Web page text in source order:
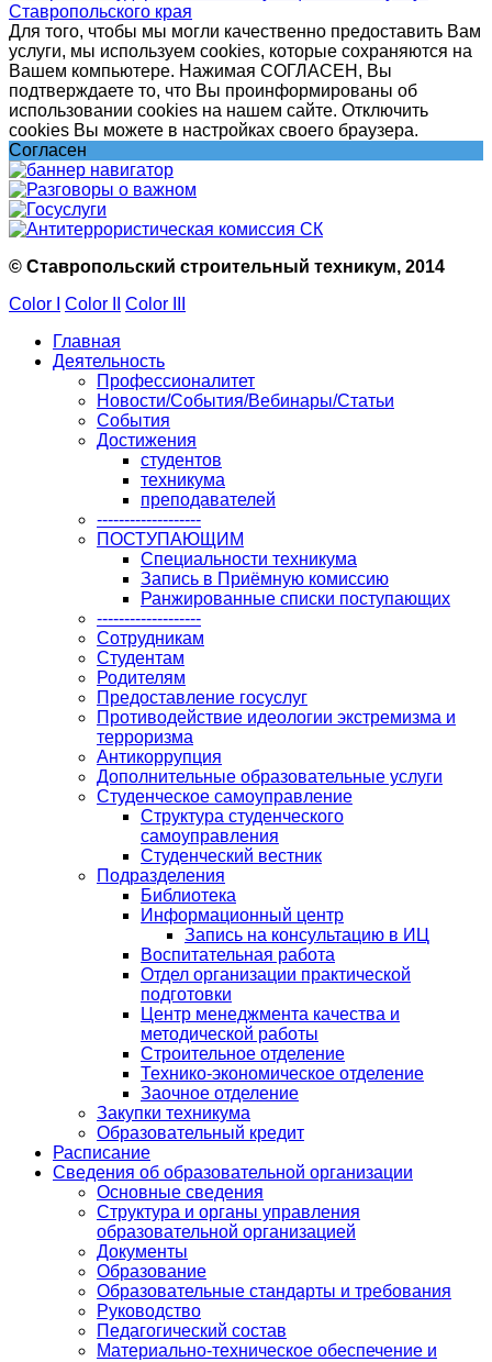
Для того, чтобы мы могли качественно предоставить Вам
услуги, мы используем cookies, которые сохраняются на
Вашем компьютере. Нажимая СОГЛАСЕН, Вы
подтверждаете то, что Вы проинформированы об
использовании cookies на нашем сайте. Отключить
cookies Вы можете в настройках своего браузера.
Согласен
© Ставропольский строительный техникум, 2014
Color I
Color II
Color III
Главная
Деятельность
Профессионалитет
Новости/События/Вебинары/Статьи
События
Достижения
студентов
техникума
преподавателей
-------------------
ПОСТУПАЮЩИМ
Специальности техникума
Запись в Приёмную комиссию
Ранжированные списки поступающих
-------------------
Сотрудникам
Студентам
Родителям
Предоставление госуслуг
Противодействие идеологии экстремизма и
терроризма
Антикоррупция
Дополнительные образовательные услуги
Студенческое самоуправление
Структура студенческого
самоуправления
Студенческий вестник
Подразделения
Библиотека
Информационный центр
Запись на консультацию в ИЦ
Воспитательная работа
Отдел организации практической
подготовки
Центр менеджмента качества и
методической работы
Строительное отделение
Технико-экономическое отделение
Заочное отделение
Закупки техникума
Образовательный кредит
Расписание
Сведения об образовательной организации
Основные сведения
Структура и органы управления
образовательной организацией
Документы
Образование
Образовательные стандарты и требования
Руководство
Педагогический состав
Материально-техническое обеспечение и